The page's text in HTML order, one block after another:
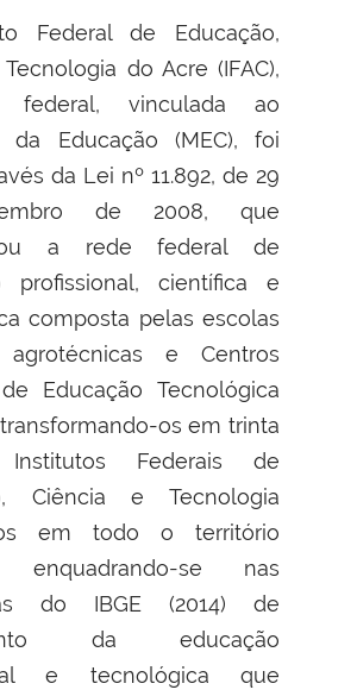
Federal de Educação,
do Acre (IFAC),
federal, vinculada ao
da Educação (MEC), foi
da Lei nº 11.892, de 29
de 2008, que
a rede federal de
profissional, científica e
composta pelas escolas
agrotécnicas e Centros
Educação Tecnológica
transformando-os em trinta
Federais de
Ciência e Tecnologia
em todo o território
enquadrando-se nas
do IBGE (2014) de
da educação
e tecnológica que